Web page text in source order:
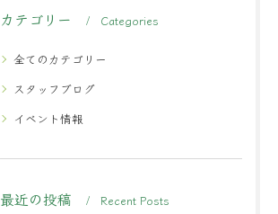
カテゴリー Categories
全てのカテゴリー
スタッフブログ
イベント情報
最近の投稿 Recent Posts